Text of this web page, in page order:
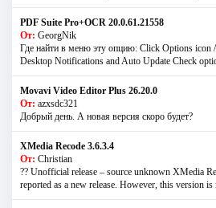
PDF Suite Pro+OCR 20.0.61.21558
От: GeorgNik
Где найти в меню эту опцию: Click Options icon
Desktop Notifications and Auto Update Check
Movavi Video Editor Plus 26.20.0
От: azxsdc321
Добрый день. А новая версия скоро будет?
XMedia Recode 3.6.3.4
От: Christian
?? Unofficial release – source unknown XMedia
reported as a new release. However, this version